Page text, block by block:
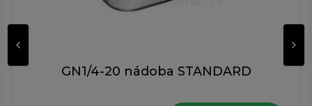
GN1/4-20 nádoba STANDARD